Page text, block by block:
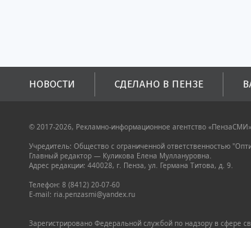
НОВОСТИ СДЕЛАНО В ПЕНЗЕ
© 2017-2026, Рекламно-информационное агентство
Учредитель: Общество с ограниченной ответственностью
Главный редактор — Куликова Елена Муллануровна.
Адрес редакции: 440028, г. Пенза, ул. Германа Титова, д. 9.
Телефон: 8 (8412) 20-07-60
E-mail: ria.penzasmi@yandex.ru
Зарегистрировано Федеральной службой по надзору в сфере